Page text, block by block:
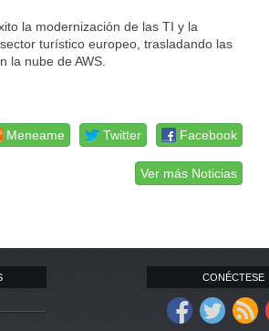
la modernización de las TI y la
turístico europeo, trasladando las
la nube de AWS.
Facebook
Twitter
Meneame
Ver más Noticias
CONÉCTESE